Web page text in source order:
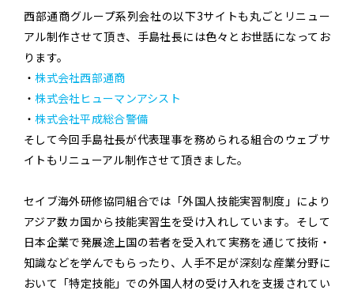
西部通商グループ系列会社の以下3サイトも丸ごとリニュー
アル制作させて頂き、手島社長には色々とお世話になってお
ります。
・株式会社西部通商
・株式会社ヒューマンアシスト
・株式会社平成総合警備
そして今回手島社長が代表理事を務められる組合のウェブサ
イトもリニューアル制作させて頂きました。
セイブ海外研修協同組合では「外国人技能実習制度」により
アジア数カ国から技能実習生を受け入れしています。そして
日本企業で発展途上国の若者を受入れて実務を通じて技術・
知識などを学んでもらったり、人手不足が深刻な産業分野に
おいて「特定技能」での外国人材の受け入れを支援されてい